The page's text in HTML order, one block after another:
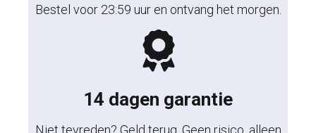
Bestel voor 23:59 uur en ontvang het morgen.
14 dagen garantie